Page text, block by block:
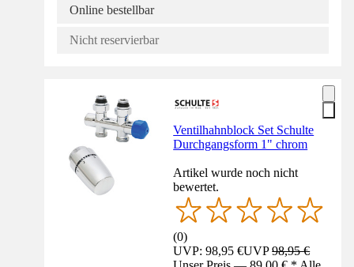
Online bestellbar
Nicht reservierbar
Ventilhahnblock Set Schulte
Durchgangsform 1" chrom
Artikel wurde noch nicht
bewertet.
(0)
UVP: 98,95 €UVP98,95 €